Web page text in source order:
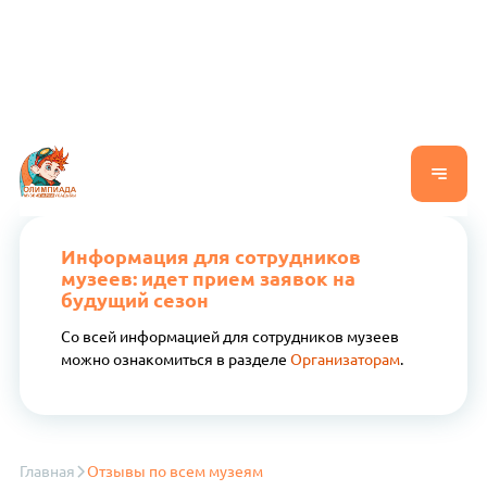
Информация для сотрудников
музеев: идет прием заявок на
будущий сезон
Со всей информацией для сотрудников музеев
можно ознакомиться в разделе Организаторам.
Главная Отзывы по всем музеям